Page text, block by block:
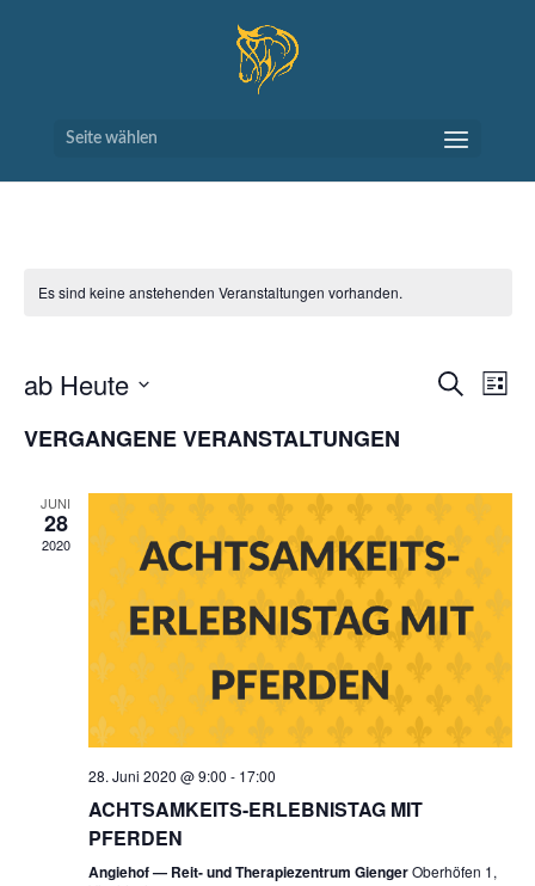
Seite wählen
Es sind keine anstehenden Veranstaltungen vorhanden.
Suche
Liste
ab Heute
wählen.
VERGANGENE VERANSTALTUNGEN
JUNI
28
2020
28. Juni 2020 @ 9:00 - 17:00
ACHTSAMKEITS-ERLEBNISTAG MIT
PFERDEN
Angiehof — Reit- und Therapiezentrum GiengerOberhöfen 1,